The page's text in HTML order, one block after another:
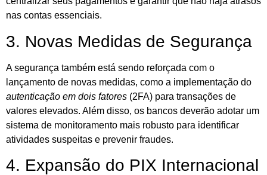
nas contas essenciais.
3. Novas Medidas de Segurança
A segurança também está sendo reforçada com o
lançamento de novas medidas, como a implementação do
autenticação em dois fatores (2FA) para transações de
valores elevados. Além disso, os bancos deverão adotar um
sistema de monitoramento mais robusto para identificar
atividades suspeitas e prevenir fraudes.
4. Expansão do PIX Internacional